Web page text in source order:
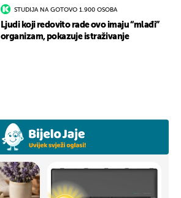
STUDIJA NA GOTOVO 1.900 OSOBA
Ljudi koji redovito rade ovo imaju “mlađi”
organizam, pokazuje istraživanje